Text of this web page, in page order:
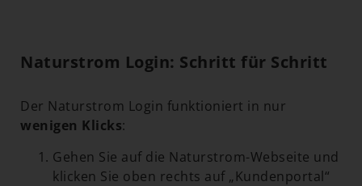
Naturstrom Login: Schritt für Schritt
Der Naturstrom Login funktioniert in nur
wenigen Klicks:
Gehen Sie auf die Naturstrom-Webseite und
klicken Sie oben rechts auf „Kundenportal“